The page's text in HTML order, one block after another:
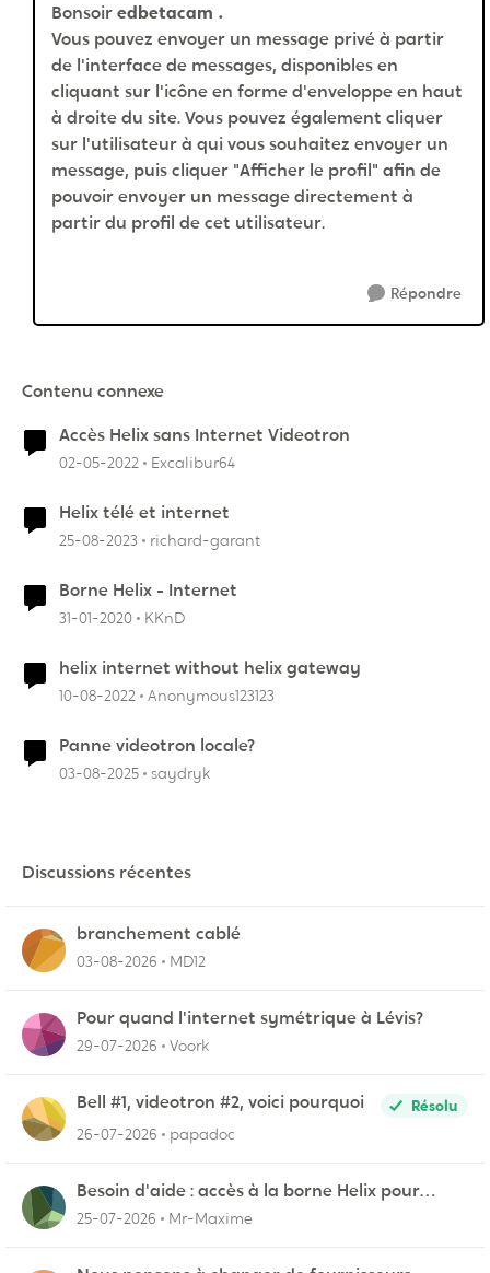
Bonsoiredbetacam .
Vous pouvez envoyer un message privé à partir
de l'interface de messages, disponibles en
cliquant sur l'icône en forme d'enveloppe en haut
à droite du site. Vous pouvez également cliquer
sur l'utilisateur à qui vous souhaitez envoyer un
message, puis cliquer "Afficher le profil" afin de
pouvoir envoyer un message directement à
partir du profil de cet utilisateur.
Répondre
Contenu connexe
Accès Helix sans Internet Videotron
02-05-2022 Excalibur64
Helix télé et internet
25-08-2023 richard-garant
Borne Helix - Internet
31-01-2020 KKnD
helix internet without helix gateway
10-08-2022 Anonymous123123
Panne videotron locale?
03-08-2025 saydryk
Discussions récentes
branchement cablé
03-08-2026 MD12
Pour quand l'internet symétrique à Lévis?
29-07-2026 Voork
Bell #1, videotron #2, voici pourquoi
Résolu
26-07-2026
papadoc
Besoin d'aide : accès à la borne Helix pour
vérifier l'UPnP NAT Black Ops 2
25-07-2026 Mr-Maxime